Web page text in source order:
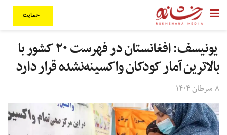
حمایت
یونیسف: افغانستان در فهرست ۲۰ کشور با
بالاترین آمار کودکان واکسینه‌نشده قرار دارد
۸ سرطان ۱۴۰۴